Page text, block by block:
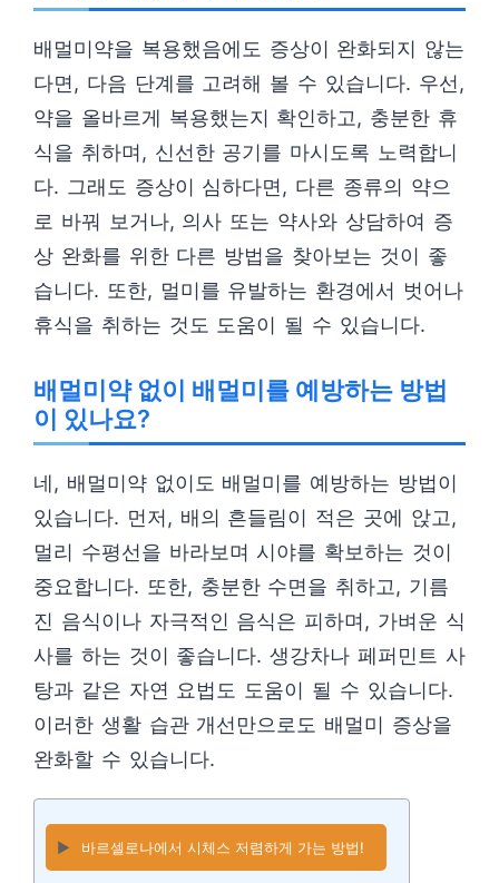
배멀미약을 복용했음에도 증상이 완화되지 않는
다면, 다음 단계를 고려해 볼 수 있습니다. 우선,
약을 올바르게 복용했는지 확인하고, 충분한 휴
식을 취하며, 신선한 공기를 마시도록 노력합니
다. 그래도 증상이 심하다면, 다른 종류의 약으
로 바꿔 보거나, 의사 또는 약사와 상담하여 증
상 완화를 위한 다른 방법을 찾아보는 것이 좋
습니다. 또한, 멀미를 유발하는 환경에서 벗어나
휴식을 취하는 것도 도움이 될 수 있습니다.
배멀미약 없이 배멀미를 예방하는 방법
이 있나요?
네, 배멀미약 없이도 배멀미를 예방하는 방법이
있습니다. 먼저, 배의 흔들림이 적은 곳에 앉고,
멀리 수평선을 바라보며 시야를 확보하는 것이
중요합니다. 또한, 충분한 수면을 취하고, 기름
진 음식이나 자극적인 음식은 피하며, 가벼운 식
사를 하는 것이 좋습니다. 생강차나 페퍼민트 사
탕과 같은 자연 요법도 도움이 될 수 있습니다.
이러한 생활 습관 개선만으로도 배멀미 증상을
완화할 수 있습니다.
▶️ 바르셀로나에서 시체스 저렴하게 가는 방법!